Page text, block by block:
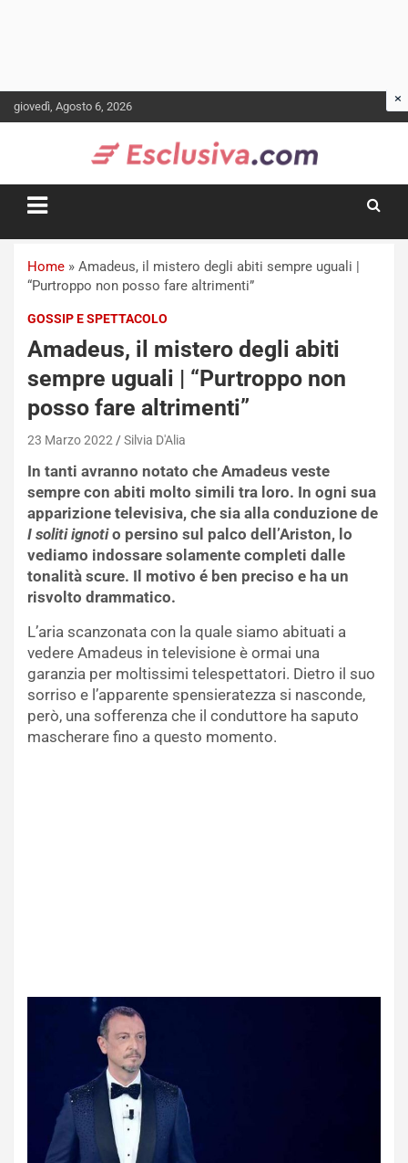
Skip
to
giovedì, Agosto 6, 2026
Home » Amadeus, il mistero degli abiti sempre uguali |
“Purtroppo non posso fare altrimenti”
GOSSIP E SPETTACOLO
Amadeus, il mistero degli abiti
sempre uguali | “Purtroppo non
posso fare altrimenti”
23 Marzo 2022 Silvia D'Alia
In tanti avranno notato che Amadeus veste
sempre con abiti molto simili tra loro. In ogni sua
apparizione televisiva, che sia alla conduzione de
I soliti ignotio persino sul palco dell’Ariston, lo
vediamo indossare solamente completi dalle
tonalità scure. Il motivo é ben preciso e ha un
risvolto drammatico.
L’aria scanzonata con la quale siamo abituati a
vedere Amadeus in televisione è ormai una
garanzia per moltissimi telespettatori. Dietro il suo
sorriso e l’apparente spensieratezza si nasconde,
però, una sofferenza che il conduttore ha saputo
mascherare fino a questo momento.